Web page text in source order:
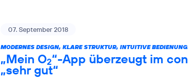
07. September 2018
MODERNES DESIGN, KLARE STRUKTUR, INTUITIVE
„Mein O2“-App überzeugt im
„sehr gut“